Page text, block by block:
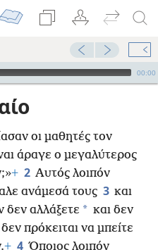
00:00
οι μαθητές τον
άραγε ο μεγαλύτερος
+ 2 Αυτός λοιπόν
ανάμεσά τους 3 και
δεν αλλάξετε * και δεν
δεν πρόκειται να μπείτε
+ 4 Όποιος λοιπόν